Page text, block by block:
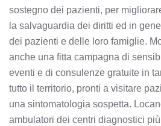
sostegno dei pazienti, per
la salvaguardia dei diritti ed in
dei pazienti e delle loro famiglie.
anche una fitta campagna di
eventi e di consulenze gratuite in
tutto il territorio, pronti a visitare
una sintomatologia sospetta.
ambulatori dei centri diagnostici